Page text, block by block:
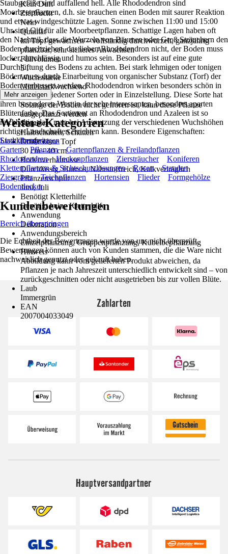
Kein Duft
Zierfrucht
Nein
Qualität
Im Topf gewachsen – vollständig durchwurzelt, ganzjährig
pflanzbar, sehr sicheres Anwachsen
Füllvolumen
5 l
Wuchsstärke
Mittelstarkwachsend
Pflanzzeit
Solange der Boden nicht gefroren ist, kann diese Pflanze
ausgepflanzt werden
Standort
Halbschatten, Schatten
Größe ohne Topf
30 cm - 40 cm
Bodenverhältnisse
Durchlässig, Humos, Nährstoffreich, Kalkverträglich
Pflanzenschnitt
Juni, Juli
Benötigt Kletterhilfe
Benötigt keine Kletterhilfe
Anwendung
Dekoration
Anwendungsbereich
Einzelpflanzung, Gruppenpflanzung, Kübelbepflanzung
Hinweis
Abbildung kann vom gelieferten Produkt abweichen, da
Pflanzen je nach Jahreszeit unterschiedlich entwickelt sind – von
zurückgeschnitten oder nicht ausgetrieben bis zur vollen Blüte.
Laub
Immergrün
EAN
2007004033049
Staubgefäße sind auffallend hell. Alle Rhododendron sind
Moorbeetpflanzen, d.h. sie brauchen einen Boden mit saurer Reaktion
und etwas windgeschützte Lagen. Sonne zwischen 11:00 und 15:00
Uhr sind Gift für alle Moorbeetpflanzen. Schattige Lagen haben oft
den Nachteil, dass die Wurzeln von Bäumen oder Groß Sträuchern den
Boden durchziehen, das lieben Rhododendron nicht, der Boden muss
locker, durchlässig und humos sein. Besonders ist auf eine gute
Durchlüftung des Bodens zu achten. Bei stark lehmigen oder tonigen
Böden muss durch Einarbeitung von organischer Substanz (Torf) der
Boden verbessert werden. Rhododendron wirken besonders schön in
Gruppen verschiedener Sorten oder in Einzelstellung. Diese Sorte hat
ihren besonderen Wert in der sehr interessanten, besonders aparten
Blütenfarbe. Das Sortiment an Rhododendron und Azaleen ist so
reichhaltig, dass man bei Ausnutzung der verschiedenen Wuchshöhen
richtige Landschaften errichten kann. Besondere Eigenschaften:
Stadtklimafest
Mehr anzeigen
Weitere Kategorien
Liste überspringen
Garten
Pflanzen
Gartenpflanzen & Freilandpflanzen
Rhododendren
Heckenpflanzen Ziersträucher
Koniferen
Kletterpflanzen & Sichtschutzlösungen
Rosen
Stauden
Ziergräser
Teichpflanzen Hortensien Flieder
Formgehölze
Bodendecker
Kundenbewertungen
Bereich überspringen
Die Echtheit der Bewertungen wurde von uns nicht überprüft.
Bewertungen können auch von Kunden stammen, die die Ware nicht
nachweislich genutzt oder gekauft haben.
Zahlarten
Hauptversandpartner